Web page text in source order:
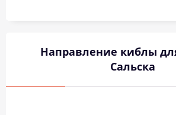
Направление киблы
Сальска